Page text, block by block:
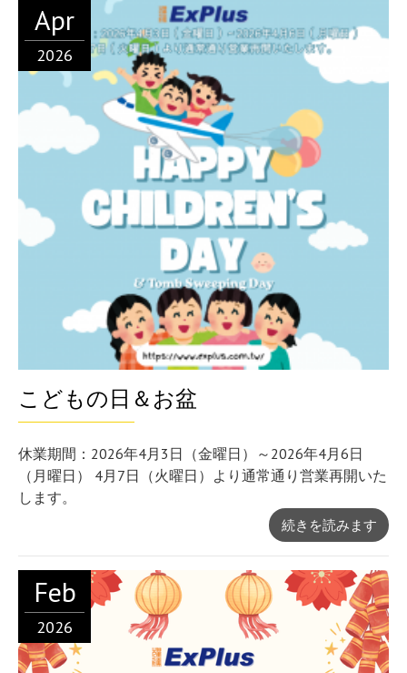
Apr
2026
こどもの日＆お盆
休業期間：2026年4月3日（金曜日）～2026年4月6日
（月曜日） 4月7日（火曜日）より通常通り営業再開いた
します。
続きを読みます
Feb
2026